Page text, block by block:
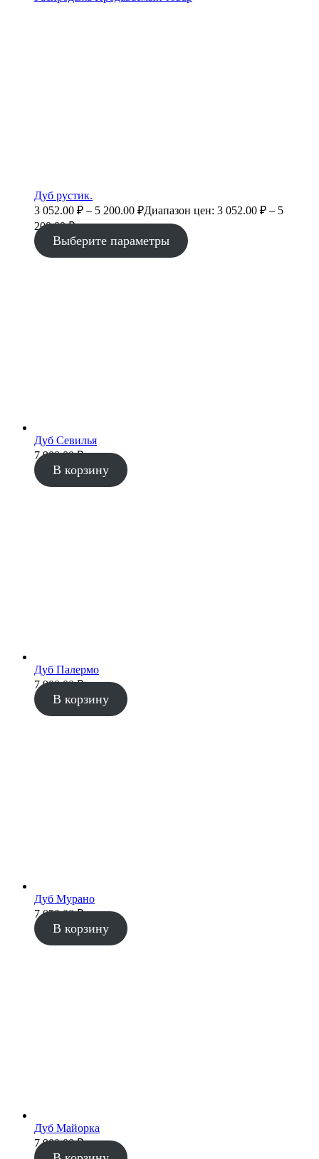
Дуб рустик.
3 052.00 ₽ – 5 200.00 ₽Диапазон цен: 3 052.00 ₽ – 5
200.00 ₽
Выберите параметры
Дуб Севилья
7 900.00₽
В корзину
Дуб Палермо
7 900.00₽
В корзину
Дуб Мурано
7 050.00₽
В корзину
Дуб Майорка
7 900.00₽